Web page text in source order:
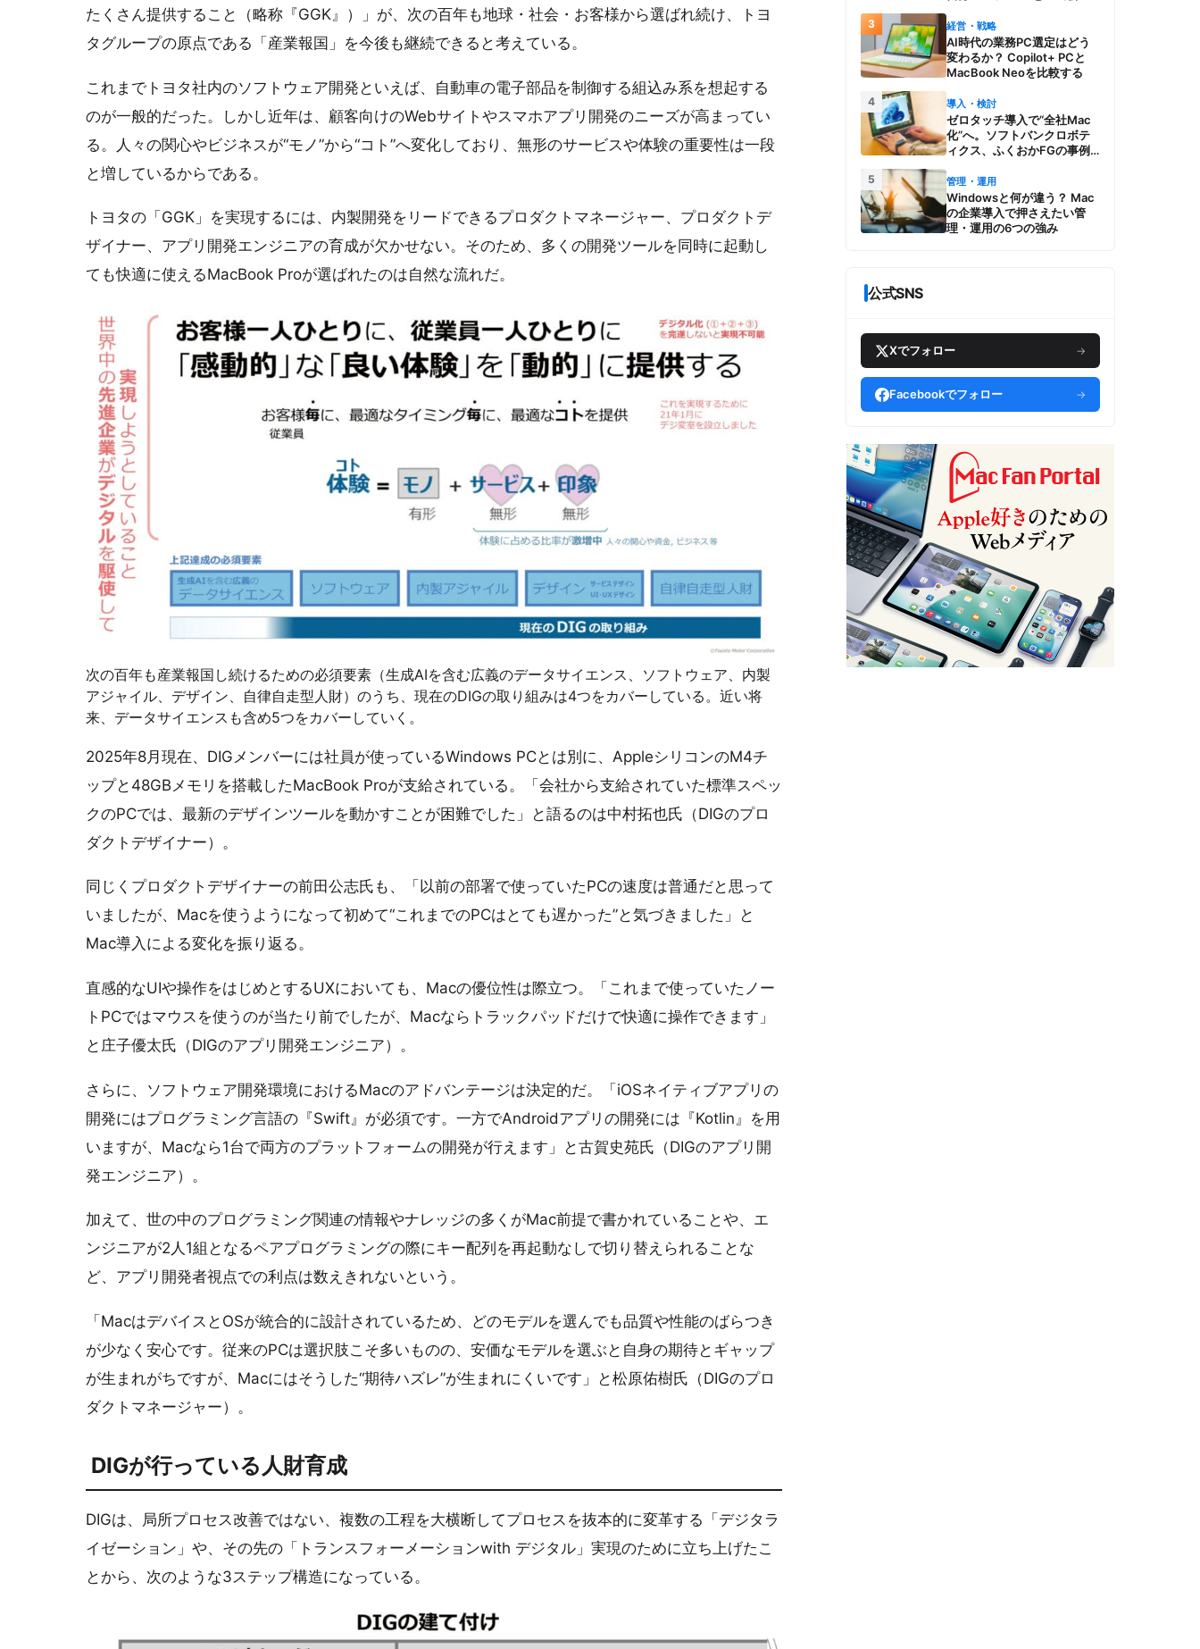
たくさん提供すること（略称『GGK』）」が、次の百年も地球・社会・お客様から選ばれ続け、トヨ
タグループの原点である「産業報国」を今後も継続できると考えている。
これまでトヨタ社内のソフトウェア開発といえば、自動車の電子部品を制御する組込み系を想起する
のが一般的だった。しかし近年は、顧客向けのWebサイトやスマホアプリ開発のニーズが高まってい
る。人々の関心やビジネスが“モノ”から“コト”へ変化しており、無形のサービスや体験の重要性は一段
と増しているからである。
トヨタの「GGK」を実現するには、内製開発をリードできるプロダクトマネージャー、プロダクトデ
ザイナー、アプリ開発エンジニアの育成が欠かせない。そのため、多くの開発ツールを同時に起動し
ても快適に使えるMacBook Proが選ばれたのは自然な流れだ。
次の百年も産業報国し続けるための必須要素（生成AIを含む広義のデータサイエンス、ソフトウェア、内製
アジャイル、デザイン、自律自走型人財）のうち、現在のDIGの取り組みは4つをカバーしている。近い将
来、データサイエンスも含め5つをカバーしていく。
2025年8月現在、DIGメンバーには社員が使っているWindows PCとは別に、AppleシリコンのM4チ
ップと48GBメモリを搭載したMacBook Proが支給されている。「会社から支給されていた標準スペッ
クのPCでは、最新のデザインツールを動かすことが困難でした」と語るのは中村拓也氏（DIGのプロ
ダクトデザイナー）。
同じくプロダクトデザイナーの前田公志氏も、「以前の部署で使っていたPCの速度は普通だと思って
いましたが、Macを使うようになって初めて“これまでのPCはとても遅かった”と気づきました」と
Mac導入による変化を振り返る。
直感的なUIや操作をはじめとするUXにおいても、Macの優位性は際立つ。「これまで使っていたノー
トPCではマウスを使うのが当たり前でしたが、Macならトラックパッドだけで快適に操作できます」
と庄子優太氏（DIGのアプリ開発エンジニア）。
さらに、ソフトウェア開発環境におけるMacのアドバンテージは決定的だ。「iOSネイティブアプリの
開発にはプログラミング言語の『Swift』が必須です。一方でAndroidアプリの開発には『Kotlin』を用
いますが、Macなら1台で両方のプラットフォームの開発が行えます」と古賀史苑氏（DIGのアプリ開
発エンジニア）。
加えて、世の中のプログラミング関連の情報やナレッジの多くがMac前提で書かれていることや、エ
ンジニアが2人1組となるペアプログラミングの際にキー配列を再起動なしで切り替えられることな
ど、アプリ開発者視点での利点は数えきれないという。
「MacはデバイスとOSが統合的に設計されているため、どのモデルを選んでも品質や性能のばらつき
が少なく安心です。従来のPCは選択肢こそ多いものの、安価なモデルを選ぶと自身の期待とギャップ
が生まれがちですが、Macにはそうした“期待ハズレ”が生まれにくいです」と松原佑樹氏（DIGのプロ
ダクトマネージャー）。
DIGが行っている人財育成
DIGは、局所プロセス改善ではない、複数の工程を大横断してプロセスを抜本的に変革する「デジタラ
イゼーション」や、その先の「トランスフォーメーションwith デジタル」実現のために立ち上げたこ
とから、次のような3ステップ構造になっている。
楽しさを、夏のオープンキャ
ンパスでアピール
3 経営・戦略
AI時代の業務PC選定はどう
変わるか？ Copilot+ PCと
MacBook Neoを比較する
4 導入・検討
ゼロタッチ導入で“全社Mac
化”へ。ソフトバンクロボテ
ィクス、ふくおかFGの事例
週のAppleビジネストレン
ド】
5 管理・運用
Windowsと何が違う？ Mac
の企業導入で押さえたい管
理・運用の6つの強み
公式SNS
Xでフォロー →
Facebookでフォロー →